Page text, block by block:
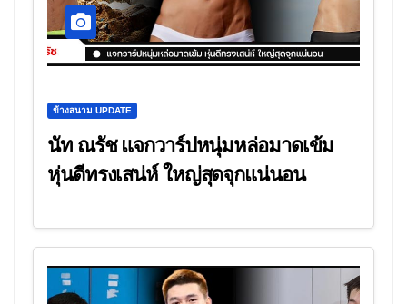
ข้างสนาม UPDATE
นัท ณรัช แจกวาร์ปหนุ่มหล่อมาดเข้ม
หุ่นดีทรงเสน่ห์ ใหญ่สุดจุกแน่นอน